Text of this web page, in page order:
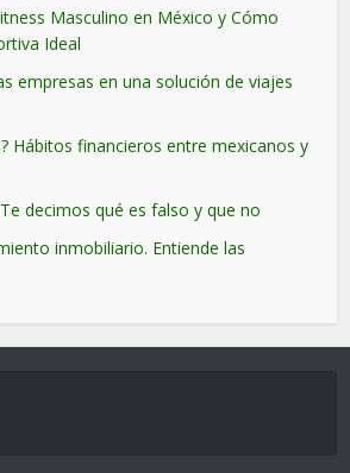
Masculino en México y Cómo
Ideal
empresas en una solución de viajes
Hábitos financieros entre mexicanos y
decimos qué es falso y que no
inmobiliario. Entiende las